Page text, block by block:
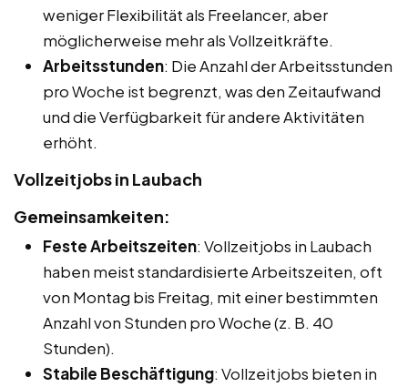
weniger Flexibilität als Freelancer, aber
möglicherweise mehr als Vollzeitkräfte.
Arbeitsstunden: Die Anzahl der Arbeitsstunden
pro Woche ist begrenzt, was den Zeitaufwand
und die Verfügbarkeit für andere Aktivitäten
erhöht.
Vollzeitjobs in Laubach
Gemeinsamkeiten:
Feste Arbeitszeiten: Vollzeitjobs in Laubach
haben meist standardisierte Arbeitszeiten, oft
von Montag bis Freitag, mit einer bestimmten
Anzahl von Stunden pro Woche (z. B. 40
Stunden).
Stabile Beschäftigung: Vollzeitjobs bieten in